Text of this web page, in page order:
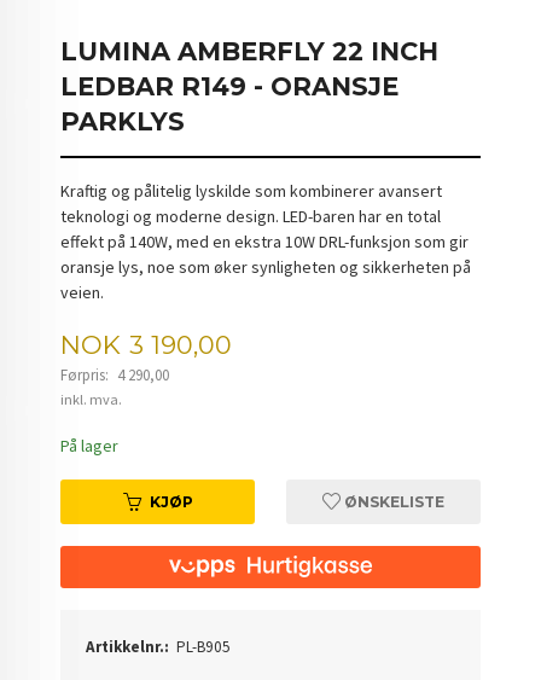
LUMINA AMBERFLY 22 INCH
LEDBAR R149 - ORANSJE
PARKLYS
Kraftig og pålitelig lyskilde som kombinerer avansert
teknologi og moderne design. LED-baren har en total
effekt på 140W, med en ekstra 10W DRL-funksjon som gir
oransje lys, noe som øker synligheten og sikkerheten på
veien.
Tilbud
NOK 3 190,00
Førpris: 4 290,00
Rabatt
inkl. mva.
På lager
KJØP ØNSKELISTE
Artikkelnr.: PL-B905